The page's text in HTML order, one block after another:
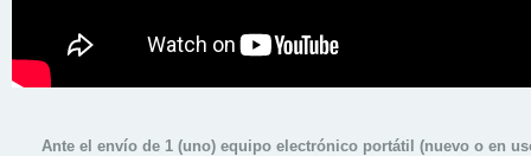
Ante el envío de 1(uno) equipo electrónico portátil (nuevo o en